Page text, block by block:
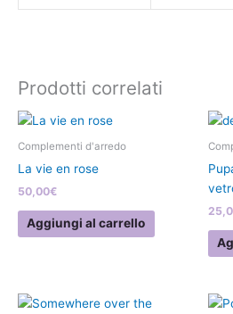
Prodotti correlati
Complementi d'arredo
La vie en rose
50,00€
Aggiungi al carrello